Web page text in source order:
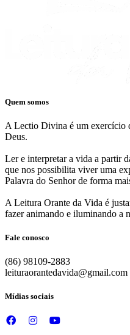
Quem somos
A Lectio Divina é um exercício
Deus.
Ler e interpretar a vida a partir
que nos possibilita viver uma
Palavra do Senhor de forma
A Leitura Orante da Vida é
fazer animando e iluminando a
Fale conosco
(86) 98109-2883
leituraorantedavida@gmail.com
Mídias sociais